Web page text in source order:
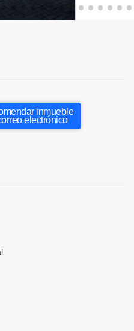
inmueble
electrónico